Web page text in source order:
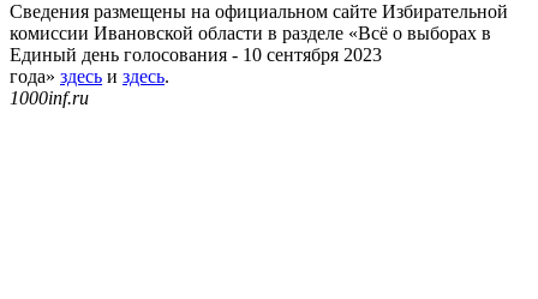
Сведения размещены на официальном сайте Избирательной
комиссии Ивановской области в разделе «Всё о выборах в
Единый день голосования - 10 сентября 2023
года» здесь и здесь.
1000inf.ru